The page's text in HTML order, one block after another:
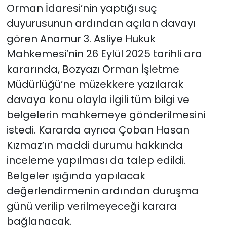
Orman İdaresi’nin yaptığı suç
duyurusunun ardından açılan davayı
gören Anamur 3. Asliye Hukuk
Mahkemesi’nin 26 Eylül 2025 tarihli ara
kararında, Bozyazı Orman İşletme
Müdürlüğü’ne müzekkere yazılarak
davaya konu olayla ilgili tüm bilgi ve
belgelerin mahkemeye gönderilmesini
istedi. Kararda ayrıca Çoban Hasan
Kızmaz’ın maddi durumu hakkında
inceleme yapılması da talep edildi.
Belgeler ışığında yapılacak
değerlendirmenin ardından duruşma
günü verilip verilmeyeceği karara
bağlanacak.